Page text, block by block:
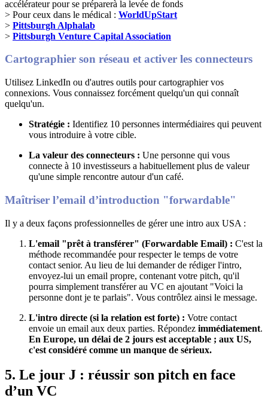
accélérateur pour se préparerà la levée de fonds
> Pour ceux dans le médical : WorldUpStart
> Pittsburgh Alphalab
> Pittsburgh Venture Capital Association
Cartographier son réseau et activer les connecteurs
Utilisez LinkedIn ou d'autres outils pour cartographier vos
connexions. Vous connaissez forcément quelqu'un qui connaît
quelqu'un.
Stratégie : Identifiez 10 personnes intermédiaires qui peuvent
vous introduire à votre cible.
La valeur des connecteurs : Une personne qui vous
connecte à 10 investisseurs a habituellement plus de valeur
qu'une simple rencontre autour d'un café.
Maîtriser l’email d’introduction "forwardable"
Il y a deux façons professionnelles de gérer une intro aux USA :
L'email "prêt à transférer" (Forwardable Email) : C'est la
méthode recommandée pour respecter le temps de votre
contact senior. Au lieu de lui demander de rédiger l'intro,
envoyez-lui un email propre, contenant votre pitch, qu'il
pourra simplement transférer au VC en ajoutant "Voici la
personne dont je te parlais". Vous contrôlez ainsi le message.
L'intro directe (si la relation est forte) : Votre contact
envoie un email aux deux parties. Répondez immédiatement.
En Europe, un délai de 2 jours est acceptable ; aux US,
c'est considéré comme un manque de sérieux.
5. Le jour J : réussir son pitch en face
d’un VC